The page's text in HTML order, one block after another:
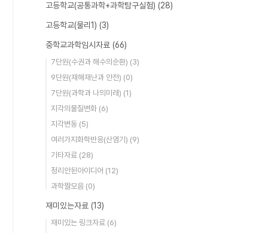
고등학교(공통과학+과학탐구실험) (28)
고등학교(물리1) (3)
중학교과학임시자료 (66)
7단원(수권과 해수의순환) (3)
9단원(재해재난과 안전) (0)
7단원(과학과 나의미래) (1)
지각의물질변화 (6)
지각변동 (5)
여러가지화학반응(산염기) (9)
기타자료 (28)
정리안된아이디어 (12)
과학짤모음 (0)
재미있는자료 (13)
재미있는 링크자료 (6)